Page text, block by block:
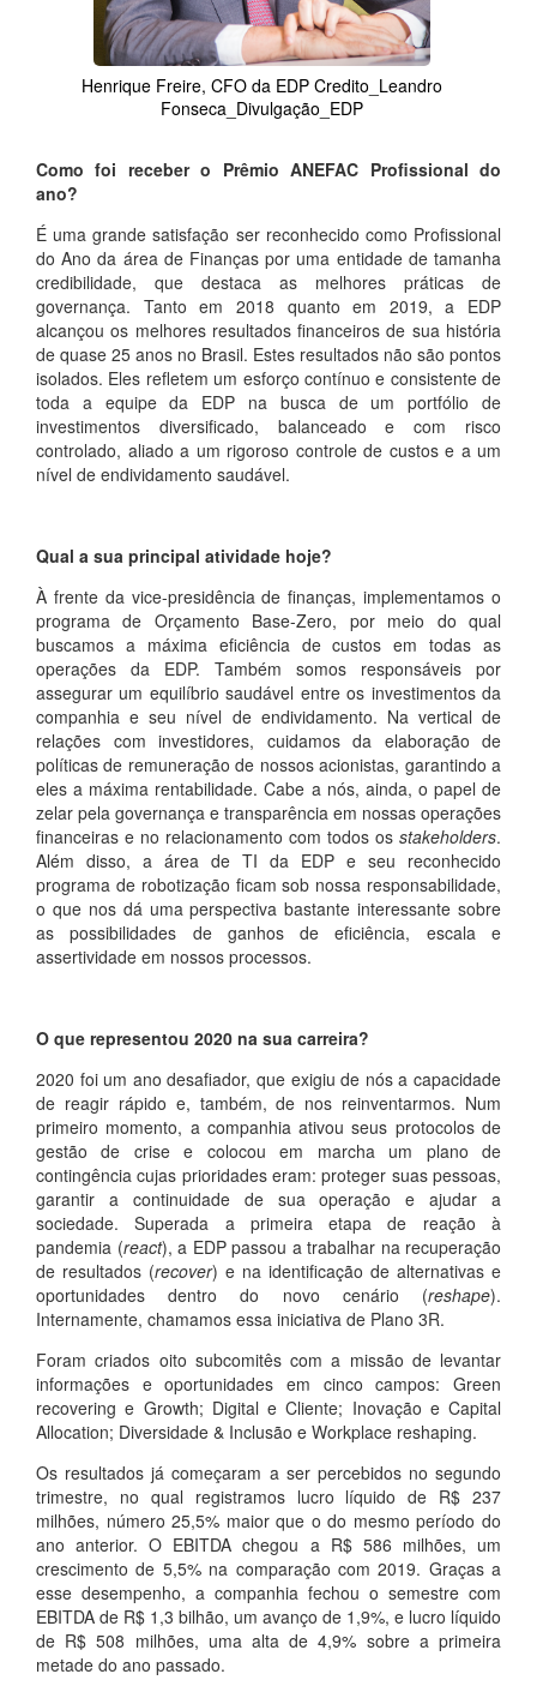
Henrique Freire, CFO da EDP Credito_Leandro
Fonseca_Divulgação_EDP
Como foi receber o Prêmio ANEFAC Profissional do
ano?
É uma grande satisfação ser reconhecido como Profissional
do Ano da área de Finanças por uma entidade de tamanha
credibilidade, que destaca as melhores práticas de
governança. Tanto em 2018 quanto em 2019, a EDP
alcançou os melhores resultados financeiros de sua história
de quase 25 anos no Brasil. Estes resultados não são pontos
isolados. Eles refletem um esforço contínuo e consistente de
toda a equipe da EDP na busca de um portfólio de
investimentos diversificado, balanceado e com risco
controlado, aliado a um rigoroso controle de custos e a um
nível de endividamento saudável.
Qual a sua principal atividade hoje?
À frente da vice-presidência de finanças, implementamos o
programa de Orçamento Base-Zero, por meio do qual
buscamos a máxima eficiência de custos em todas as
operações da EDP. Também somos responsáveis por
assegurar um equilíbrio saudável entre os investimentos da
companhia e seu nível de endividamento. Na vertical de
relações com investidores, cuidamos da elaboração de
políticas de remuneração de nossos acionistas, garantindo a
eles a máxima rentabilidade. Cabe a nós, ainda, o papel de
zelar pela governança e transparência em nossas operações
financeiras e no relacionamento com todos os stakeholders.
Além disso, a área de TI da EDP e seu reconhecido
programa de robotização ficam sob nossa responsabilidade,
o que nos dá uma perspectiva bastante interessante sobre
as possibilidades de ganhos de eficiência, escala e
assertividade em nossos processos.
O que representou 2020 na sua carreira?
2020 foi um ano desafiador, que exigiu de nós a capacidade
de reagir rápido e, também, de nos reinventarmos. Num
primeiro momento, a companhia ativou seus protocolos de
gestão de crise e colocou em marcha um plano de
contingência cujas prioridades eram: proteger suas pessoas,
garantir a continuidade de sua operação e ajudar a
sociedade. Superada a primeira etapa de reação à
pandemia (react), a EDP passou a trabalhar na recuperação
de resultados (recover) e na identificação de alternativas e
oportunidades dentro do novo cenário (reshape).
Internamente, chamamos essa iniciativa de Plano 3R.
Foram criados oito subcomitês com a missão de levantar
informações e oportunidades em cinco campos: Green
recovering e Growth; Digital e Cliente; Inovação e Capital
Allocation; Diversidade & Inclusão e Workplace reshaping.
Os resultados já começaram a ser percebidos no segundo
trimestre, no qual registramos lucro líquido de R$ 237
milhões, número 25,5% maior que o do mesmo período do
ano anterior. O EBITDA chegou a R$ 586 milhões, um
crescimento de 5,5% na comparação com 2019. Graças a
esse desempenho, a companhia fechou o semestre com
EBITDA de R$ 1,3 bilhão, um avanço de 1,9%, e lucro líquido
de R$ 508 milhões, uma alta de 4,9% sobre a primeira
metade do ano passado.